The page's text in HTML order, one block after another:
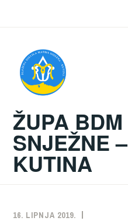
ŽUPA BDM
SNJEŽNE –
KUTINA
16. LIPNJA 2019.